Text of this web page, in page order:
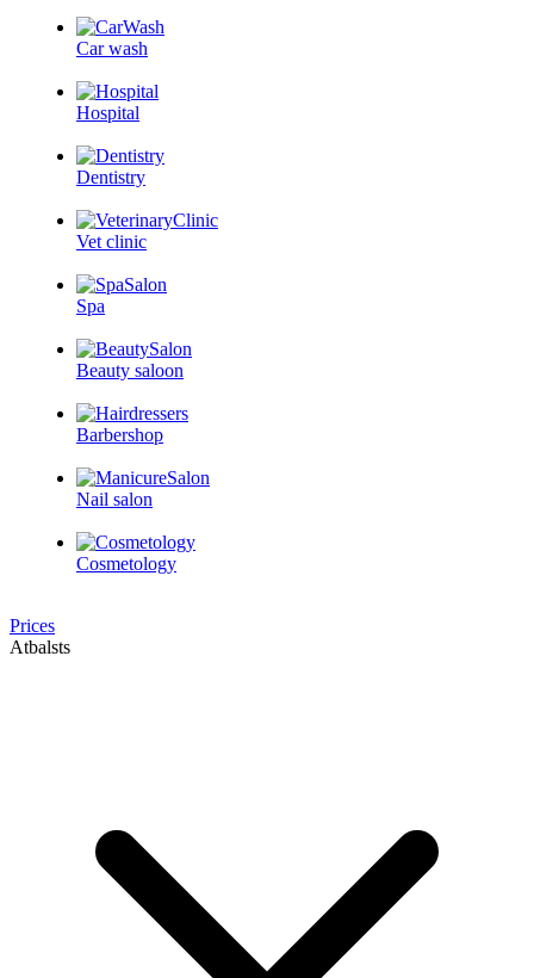
Car wash
Hospital
Dentistry
Vet clinic
Spa
Beauty saloon
Barbershop
Nail salon
Cosmetology
Prices
Atbalsts